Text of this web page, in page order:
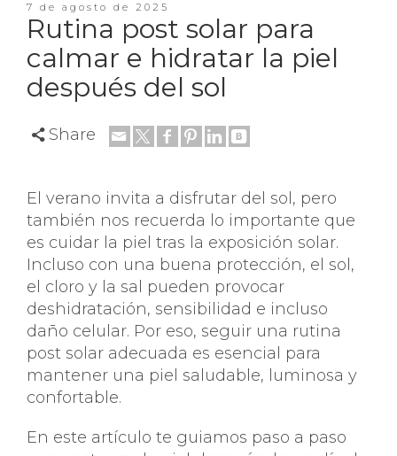
7 de agosto de 2025
Rutina post solar para
calmar e hidratar la piel
después del sol
Share
El verano invita a disfrutar del sol, pero
también nos recuerda lo importante que
es cuidar la piel tras la exposición solar.
Incluso con una buena protección, el sol,
el cloro y la sal pueden provocar
deshidratación, sensibilidad e incluso
daño celular. Por eso, seguir una rutina
post solar adecuada es esencial para
mantener una piel saludable, luminosa y
confortable.
En este artículo te guiamos paso a paso